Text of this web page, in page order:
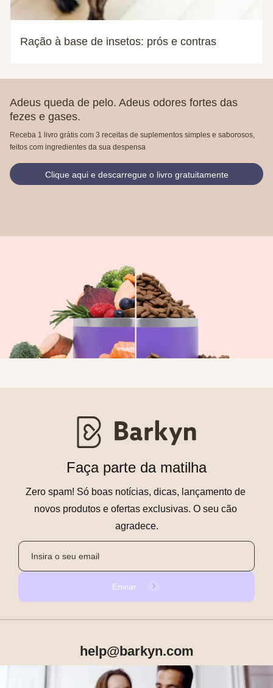
Ração à base de insetos: prós e contras
Adeus queda de pelo. Adeus odores fortes das
fezes e gases.
Receba 1 livro grátis com 3 receitas de suplementos simples e saborosos,
feitos com ingredientes da sua despensa
Clique aqui e descarregue o livro gratuitamente
Faça parte da matilha
Zero spam! Só boas notícias, dicas, lançamento de
novos produtos e ofertas exclusivas. O seu cão
agradece.
Enviar
help@barkyn.com